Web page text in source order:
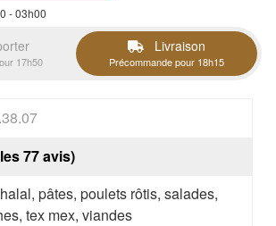
- 03h00
17h50
Livraison
Précommande pour 18h15
77 avis)
pâtes, poulets rôtis, salades,
tex mex, viandes